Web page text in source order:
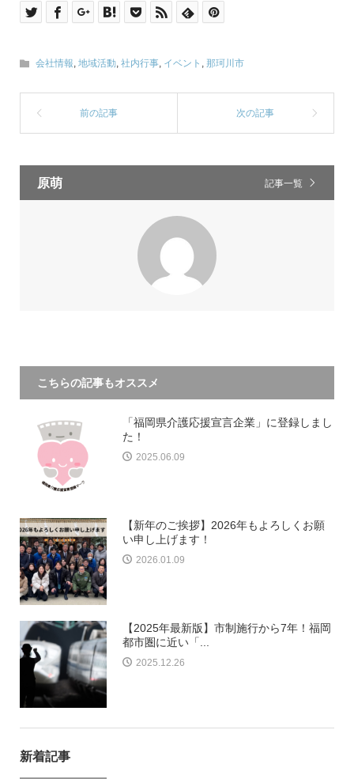
会社情報, 地域活動, 社内行事, イベント , 那珂川市
原萌 記事一覧
こちらの記事もオススメ
「福岡県介護応援宣言企業」に登録しまし
た！
2025.06.09
【新年のご挨拶】2026年もよろしくお願
い申し上げます！
2026.01.09
【2025年最新版】市制施行から7年！福岡
都市圏に近い「...
2025.12.26
新着記事